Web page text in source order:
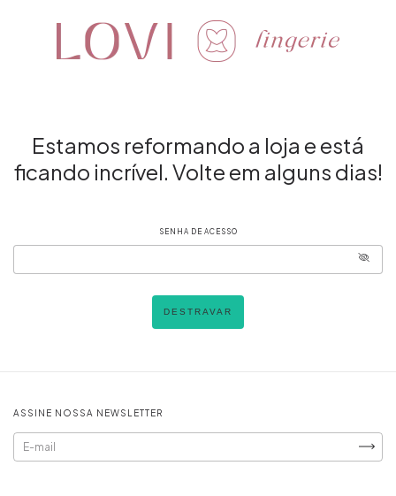
Estamos reformando a loja e está
ficando incrível. Volte em alguns dias!
SENHA DE ACESSO
DESTRAVAR
ASSINE NOSSA NEWSLETTER